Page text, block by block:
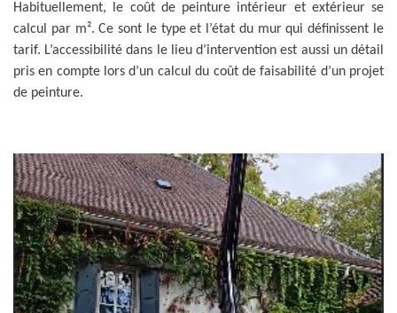
Habituellement, le coût de peinture intérieur et extérieur se
calcul par m². Ce sont le type et l’état du mur qui définissent le
tarif. L’accessibilité dans le lieu d’intervention est aussi un détail
pris en compte lors d’un calcul du coût de faisabilité d’un projet
de peinture.